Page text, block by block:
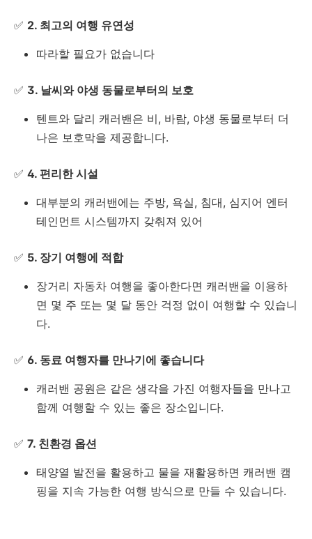
✅ 2. 최고의 여행 유연성
따라할 필요가 없습니다
✅ 3. 날씨와 야생 동물로부터의 보호
텐트와 달리 캐러밴은 비, 바람, 야생 동물로부터 더
나은 보호막을 제공합니다.
✅ 4. 편리한 시설
대부분의 캐러밴에는 주방, 욕실, 침대, 심지어 엔터
테인먼트 시스템까지 갖춰져 있어
✅ 5. 장기 여행에 적합
장거리 자동차 여행을 좋아한다면 캐러밴을 이용하
면 몇 주 또는 몇 달 동안 걱정 없이 여행할 수 있습니
다.
✅ 6. 동료 여행자를 만나기에 좋습니다
캐러밴 공원은 같은 생각을 가진 여행자들을 만나고
함께 여행할 수 있는 좋은 장소입니다.
✅ 7. 친환경 옵션
태양열 발전을 활용하고 물을 재활용하면 캐러밴 캠
핑을 지속 가능한 여행 방식으로 만들 수 있습니다.